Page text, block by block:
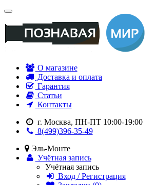
О магазине
Доставка и оплата
Гарантия
Статьи
Контакты
г. Москва, ПН-ПТ 10:00-19:00
8(499)396-35-49
Эль-Монте
Учётная запись
Учётная запись
Вход / Регистрация